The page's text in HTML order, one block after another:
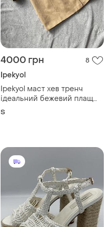
4000 грн 8
Ipekyol
Ipekyol маст хев тренч
ідеальний бежевий плащ
котон
S